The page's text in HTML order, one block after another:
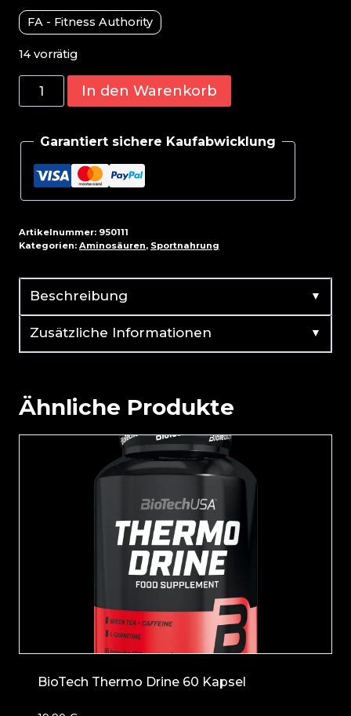
FA - Fitness Authority
14 vorrätig
Skull
Labs
300g
Menge
In den Warenkorb
Garantiert sichere Kaufabwicklung
Artikelnummer: 950111
Kategorien: Aminosäuren, Sportnahrung
Beschreibung ▼
Zusätzliche Informationen ▼
Ähnliche Produkte
BioTech Thermo Drine 60 Kapsel